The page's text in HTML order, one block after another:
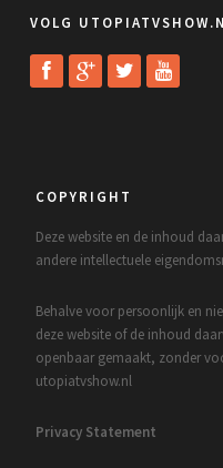
VOLG
COPYRIGHT
Deze website en de inhoud
andere intellectuele
Behalve voor persoonlijk en
deze website of de inhoud
openbaar gemaakt, zonder
utopiatvshow.nl
Privacy Statement